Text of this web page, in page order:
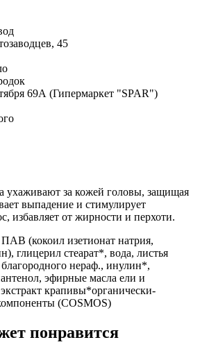
45
69А (Гипермаркет "SPAR")
ухаживают за кожей головы, защищая
выпадение и стимулирует
избавляет от жирности и перхоти.
(кокоил изетионат натрия,
глицерил стеарат*, вода, листья
нераф., инулин*,
эфирные масла ели и
крапивы*органически-
(COSMOS)
понравится